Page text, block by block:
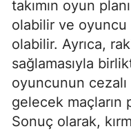
takımın oyun
olabilir ve
olabilir. Ayrıca,
sağlamasıyla
oyuncunun
gelecek maçların
Sonuç olarak,